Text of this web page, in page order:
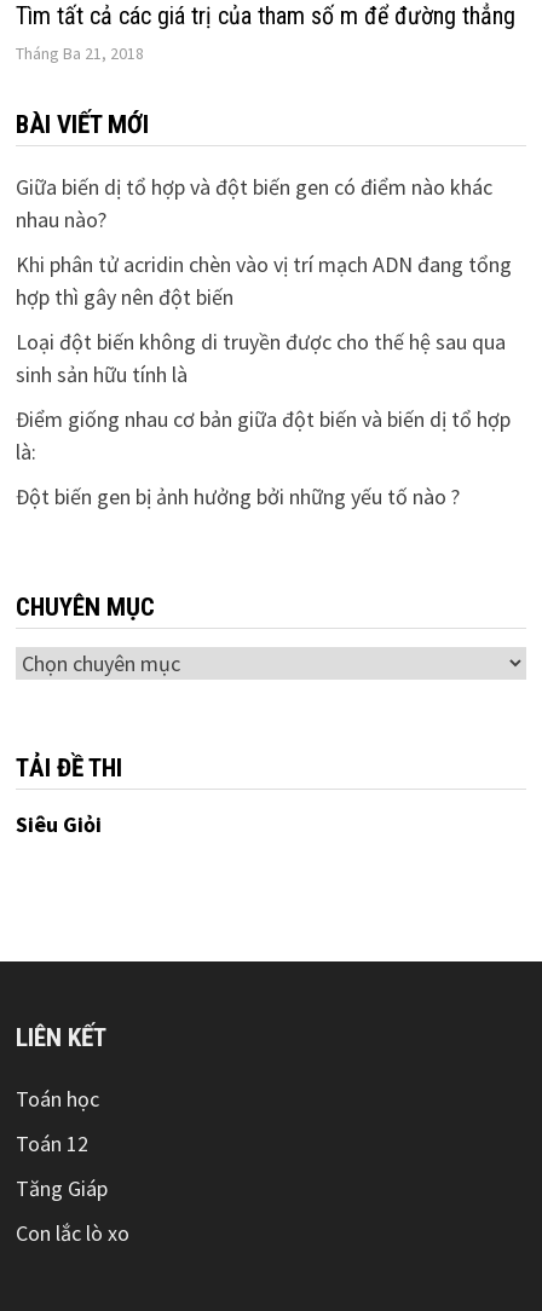
Tìm tất cả các giá trị của tham số m để đường thẳng
Tháng Ba 21, 2018
BÀI VIẾT MỚI
Giữa biến dị tổ hợp và đột biến gen có điểm nào khác
nhau nào?
Khi phân tử acridin chèn vào vị trí mạch ADN đang tổng
hợp thì gây nên đột biến
Loại đột biến không di truyền được cho thế hệ sau qua
sinh sản hữu tính là
Điểm giống nhau cơ bản giữa đột biến và biến dị tổ hợp
là:
Đột biến gen bị ảnh hưởng bởi những yếu tố nào ?
CHUYÊN MỤC
Chuyên
TẢI ĐỀ THI
Siêu Giỏi
LIÊN KẾT
Toán học
Toán 12
Tăng Giáp
Con lắc lò xo